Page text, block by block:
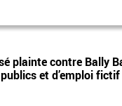
plainte contre Bally
et d’emploi fictif